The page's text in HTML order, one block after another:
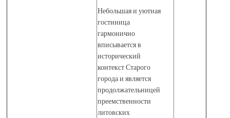
Небольшая и уютная
гостиница
гармонично
вписывается в
исторический
контекст Старого
города и является
продолжательницей
преемственности
литовских